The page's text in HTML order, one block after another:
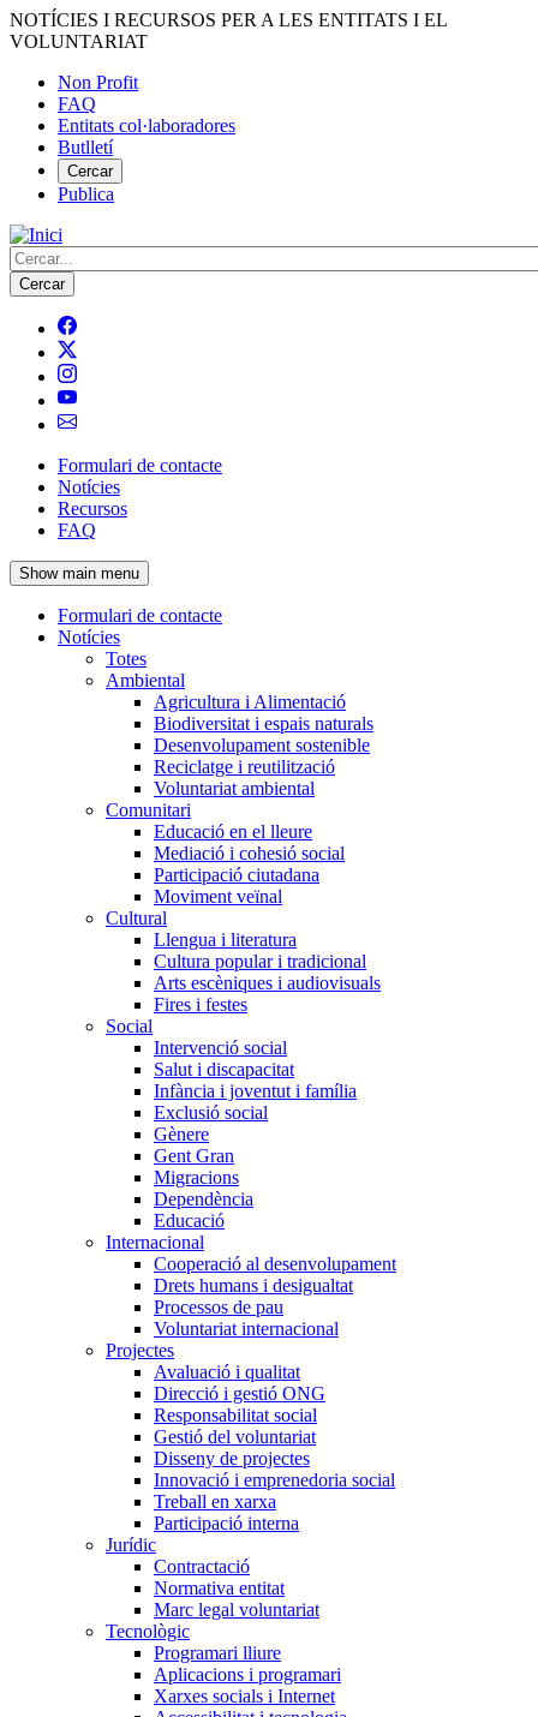
Vés
al
NOTÍCIES I RECURSOS PER A LES ENTITATS I EL
VOLUNTARIAT
Menú
del
compte
d'usuari
Non Profit
FAQ
Entitats col·laboradores
Butlletí
Cercar
Publica
Cerca
Navegació
principal
de
l'encapçalament
Formulari de contacte
Notícies
Recursos
FAQ
Show main menu
Navegació
principal
Formulari de contacte
Notícies
Totes
Ambiental
Agricultura i Alimentació
Biodiversitat i espais naturals
Desenvolupament sostenible
Reciclatge i reutilització
Voluntariat ambiental
Comunitari
Educació en el lleure
Mediació i cohesió social
Participació ciutadana
Moviment veïnal
Cultural
Llengua i literatura
Cultura popular i tradicional
Arts escèniques i audiovisuals
Fires i festes
Social
Intervenció social
Salut i discapacitat
Infància i joventut i família
Exclusió social
Gènere
Gent Gran
Migracions
Dependència
Educació
Internacional
Cooperació al desenvolupament
Drets humans i desigualtat
Processos de pau
Voluntariat internacional
Projectes
Avaluació i qualitat
Direcció i gestió ONG
Responsabilitat social
Gestió del voluntariat
Disseny de projectes
Innovació i emprenedoria social
Treball en xarxa
Participació interna
Jurídic
Contractació
Normativa entitat
Marc legal voluntariat
Tecnològic
Programari lliure
Aplicacions i programari
Xarxes socials i Internet